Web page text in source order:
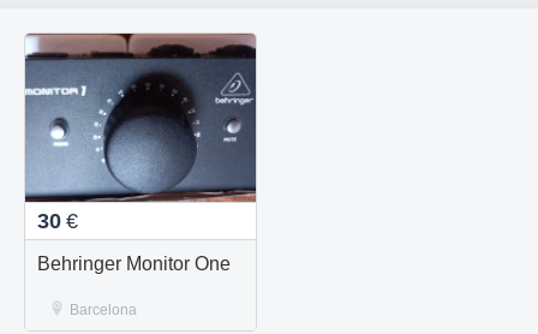
30 €
Behringer Monitor One
Barcelona